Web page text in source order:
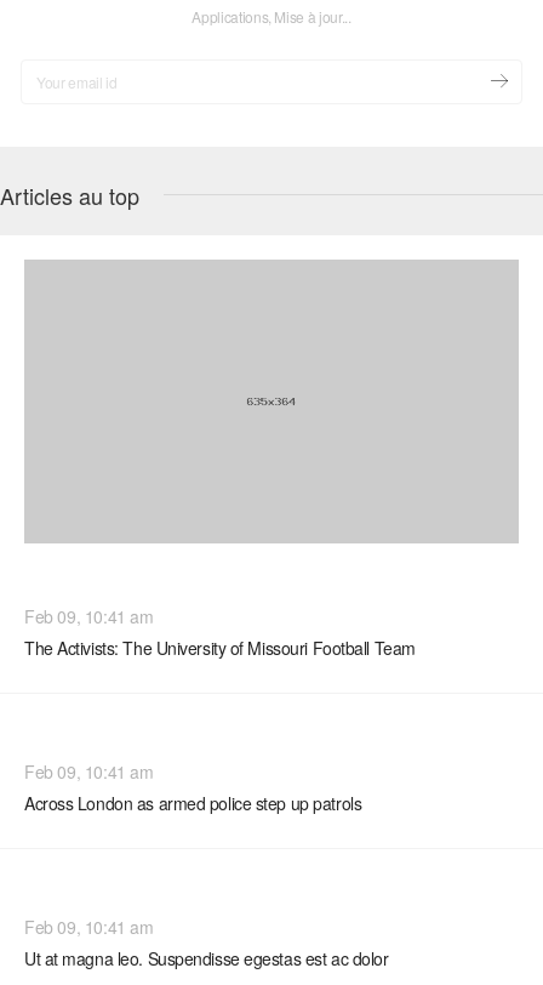
Applications, Mise à jour...
Articles au top
Feb 09, 10:41 am
The Activists: The University of Missouri Football Team
Feb 09, 10:41 am
Across London as armed police step up patrols
Feb 09, 10:41 am
Ut at magna leo. Suspendisse egestas est ac dolor